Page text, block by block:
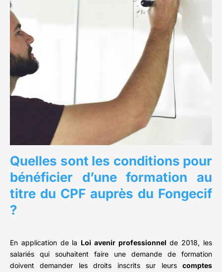
Quelles sont les conditions pour
bénéficier d’une formation au
titre du CPF auprès du Fongecif
?
En application de la Loi avenir professionnel de 2018, les
salariés qui souhaitent faire une demande de formation
doivent demander les droits inscrits sur leurs comptes